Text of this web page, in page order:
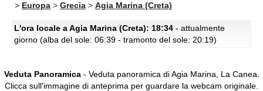
> Europa > Grecia > Agia Marina (Creta)
L'ora locale a Agia Marina (Creta): 18:34 - attualmente
giorno (alba del sole: 06:39 - tramonto del sole: 20:19)
Veduta Panoramica- Veduta panoramica di Agia Marina, La Canea.
Clicca sull'immagine di anteprima per guardare la webcam originale.